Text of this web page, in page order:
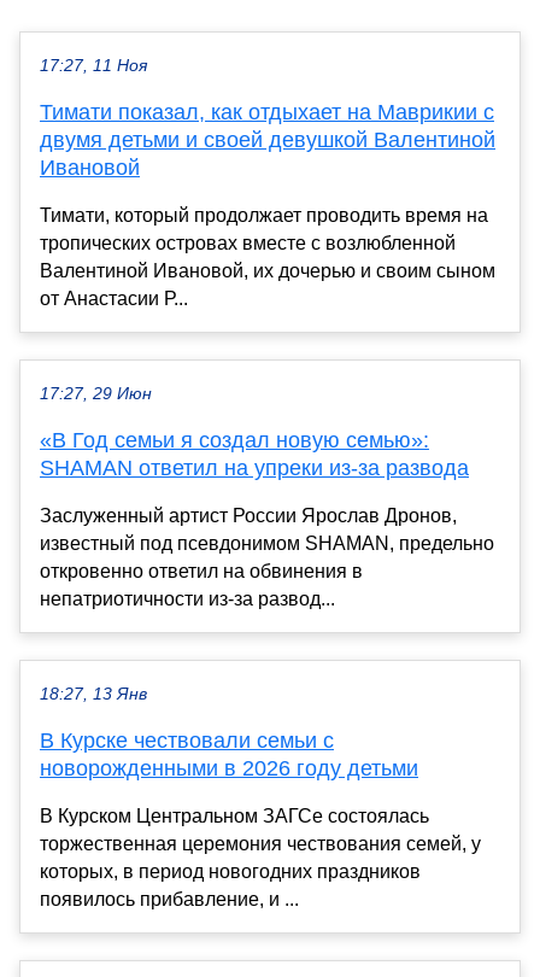
17:27, 11 Ноя
Тимати показал, как отдыхает на Маврикии с
двумя детьми и своей девушкой Валентиной
Ивановой
Тимати, который продолжает проводить время на
тропических островах вместе с возлюбленной
Валентиной Ивановой, их дочерью и своим сыном
от Анастасии Р...
17:27, 29 Июн
«В Год семьи я создал новую семью»:
SHAMAN ответил на упреки из-за развода
Заслуженный артист России Ярослав Дронов,
известный под псевдонимом SHAMAN, предельно
откровенно ответил на обвинения в
непатриотичности из-за развод...
18:27, 13 Янв
В Курске чествовали семьи с
новорожденными в 2026 году детьми
В Курском Центральном ЗАГСе состоялась
торжественная церемония чествования семей, у
которых, в период новогодних праздников
появилось прибавление, и ...